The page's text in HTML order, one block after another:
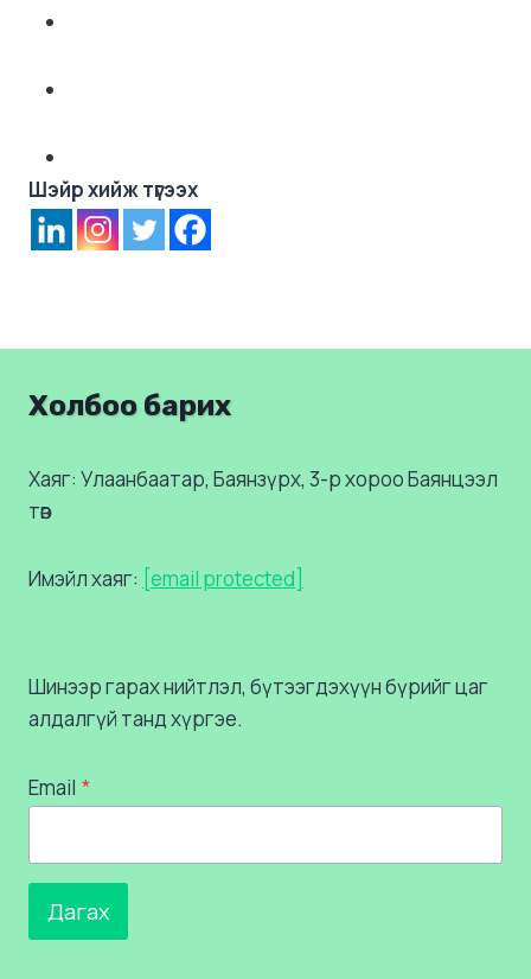
Шэйр хийж түгээх
Холбоо барих
Хаяг: Улаанбаатар, Баянзүрх, 3-р хороо Баянцээл
төв
Имэйл хаяг: [email protected]
Шинээр гарах нийтлэл, бүтээгдэхүүн бүрийг цаг
алдалгүй танд хүргэе.
Email *
Дагах